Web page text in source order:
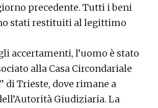
precedente. Tutti i beni
stati restituiti al legittimo
accertamenti, l’uomo è stato
alla Casa Circondariale
di Trieste, dove rimane a
Giudiziaria. La